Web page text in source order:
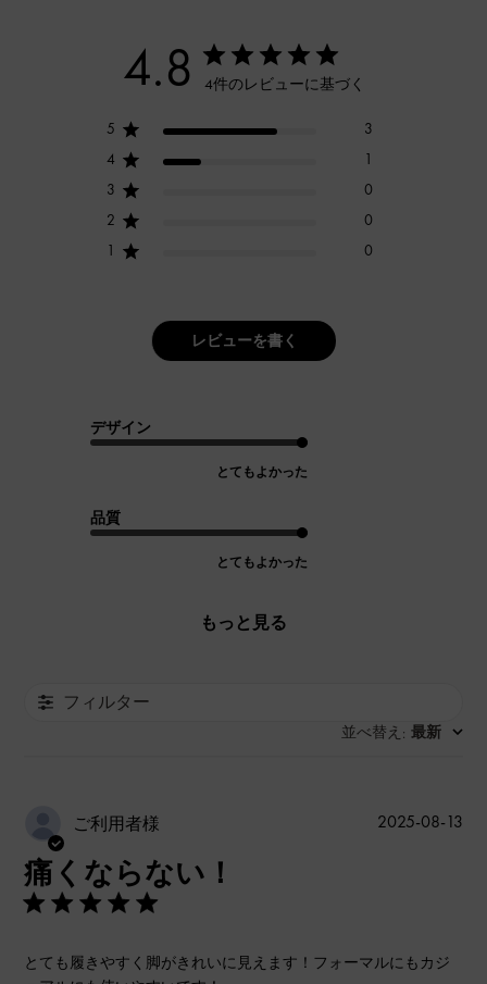
4.8 4件のレビューに基づく
5
3
4
1
3
0
2
0
1
0
レビューを書く
デザイン
とてもよかった
品質
とてもよかった
もっと見る
フィルター
並べ替え : 最新
ご利用者様
痛くならない！
とても履きやすく脚がきれいに見えます！フォーマルにもカジ
公
2025-08-13